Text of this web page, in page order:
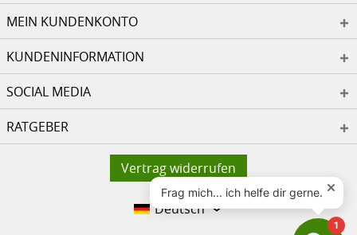
MEIN KUNDENKONTO
KUNDENINFORMATION
SOCIAL MEDIA
RATGEBER
Vertrag widerrufen
Deutsch